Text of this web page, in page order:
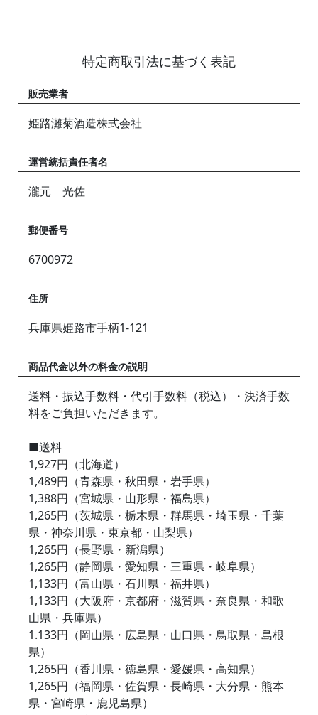
特定商取引法に基づく表記
販売業者
姫路灘菊酒造株式会社
運営統括責任者名
瀧元 光佐
郵便番号
6700972
住所
兵庫県姫路市手柄1-121
商品代金以外の料金の説明
送料・振込手数料・代引手数料（税込）・決済手数
料をご負担いただきます。
■送料
1,927円（北海道）
1,489円（青森県・秋田県・岩手県）
1,388円（宮城県・山形県・福島県）
1,265円（茨城県・栃木県・群馬県・埼玉県・千葉
県・神奈川県・東京都・山梨県）
1,265円（長野県・新潟県）
1,265円（静岡県・愛知県・三重県・岐阜県）
1,133円（富山県・石川県・福井県）
1,133円（大阪府・京都府・滋賀県・奈良県・和歌
山県・兵庫県）
1.133円（岡山県・広島県・山口県・鳥取県・島根
県）
1,265円（香川県・徳島県・愛媛県・高知県）
1,265円（福岡県・佐賀県・長崎県・大分県・熊本
県・宮崎県・鹿児島県）